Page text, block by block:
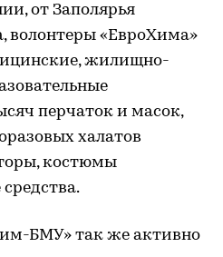
от Заполярья
волонтеры «ЕвроХима»
жилищно-
перчаток и масок,
халатов
костюмы
БМУ» так же активно